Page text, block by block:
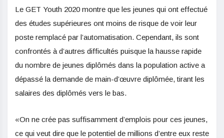
Le GET Youth 2020 montre que les jeunes qui ont effectué
des études supérieures ont moins de risque de voir leur
poste remplacé par l’automatisation. Cependant, ils sont
confrontés à d’autres difficultés puisque la hausse rapide
du nombre de jeunes diplômés dans la population active a
dépassé la demande de main-d’œuvre diplômée, tirant les
salaires des diplômés vers le bas.
«On ne crée pas suffisamment d’emplois pour ces jeunes,
ce qui veut dire que le potentiel de millions d’entre eux reste